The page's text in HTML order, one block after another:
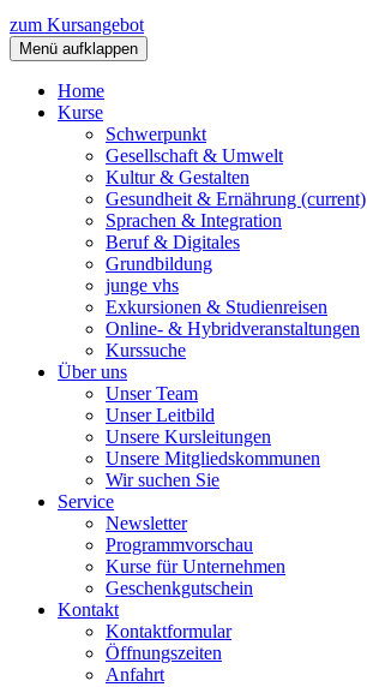
zum Kursangebot
Menü aufklappen
Home
Kurse
Schwerpunkt
Gesellschaft & Umwelt
Kultur & Gestalten
Gesundheit & Ernährung (current)
Sprachen & Integration
Beruf & Digitales
Grundbildung
junge vhs
Exkursionen & Studienreisen
Online- & Hybridveranstaltungen
Kurssuche
Über uns
Unser Team
Unser Leitbild
Unsere Kursleitungen
Unsere Mitgliedskommunen
Wir suchen Sie
Service
Newsletter
Programmvorschau
Kurse für Unternehmen
Geschenkgutschein
Kontakt
Kontaktformular
Öffnungszeiten
Anfahrt